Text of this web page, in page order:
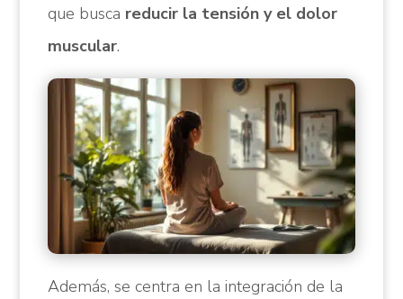
que busca reducir la tensión y el dolor
muscular.
Además, se centra en la integración de la